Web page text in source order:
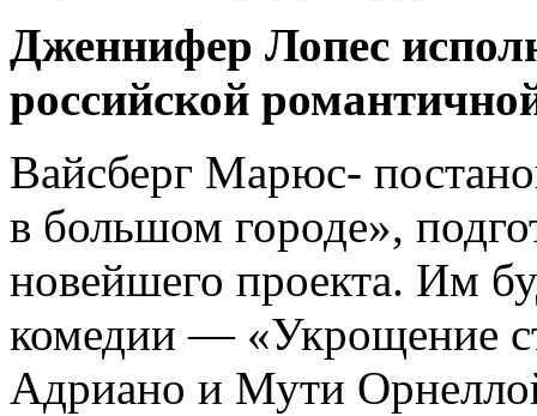
Дженнифер Лопес
российской
Вайсберг Марюс-
в большом городе»,
новейшего проекта. Им
комедии — «Укрощение
Адриано и Мути